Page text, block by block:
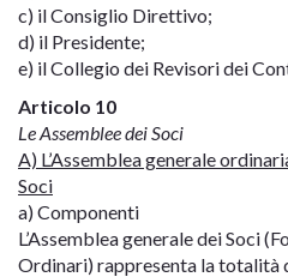
c) il Consiglio Direttivo;
d) il Presidente;
e) il Collegio dei Revisori dei
Articolo 10
Le Assemblee dei Soci
A) L’Assemblea generale
Soci
a) Componenti
L’Assemblea generale dei Soci
Ordinari) rappresenta la totalità